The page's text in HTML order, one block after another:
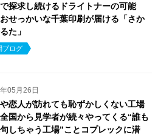
探求し続けるドライトナーの可能
せっかいな千葉印刷が届ける「さか
た」
ブログ
05月26日
恋人が訪れても恥ずかしくない工場
国から見学者が続々やってくる“誰も
しちゃう工場”ことコプレックに潜